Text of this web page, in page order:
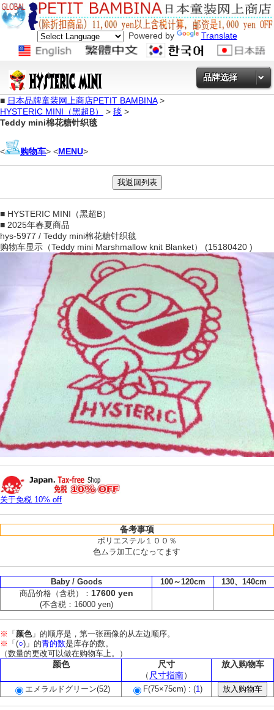
Powered by Translate
品牌选择
■ 日本品牌童装网上商店PETIT BAMBINA>
HYSTERIC MINI（黑超B）
> 毯 >
Teddy mini棉花糖针织毯
< 购物车> <MENU>
■ HYSTERIC MINI（黑超B）
■ 2025年春夏商品
hys-5977 / Teddy mini棉花糖针织毯
购物车显示（Teddy mini Marshmallow knit Blanket） (15180420 )
关于免税 10% off
备考事项
ポリエステル１００％
色ムラ加工になってます
Baby / Goods 100～120cm
130、140cm
商品价格（含税）： 17600 yen
(不含税：16000 yen)
※ 「 颜色」的顺序是，第一张画像的从左边顺序。
※ 「(○)」的青的数是库存的数。
（数量的更改可以做在购物车上。）
颜色
尺寸
（ 尺寸指南）
放入购物车
エメラルドグリーン(52) F(75×75cm) : (1)